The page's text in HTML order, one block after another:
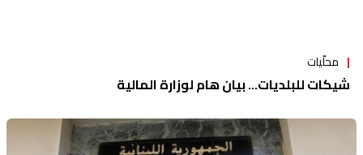
محلّيات
شيكات للبلديات... بيان هام لوزارة المالية